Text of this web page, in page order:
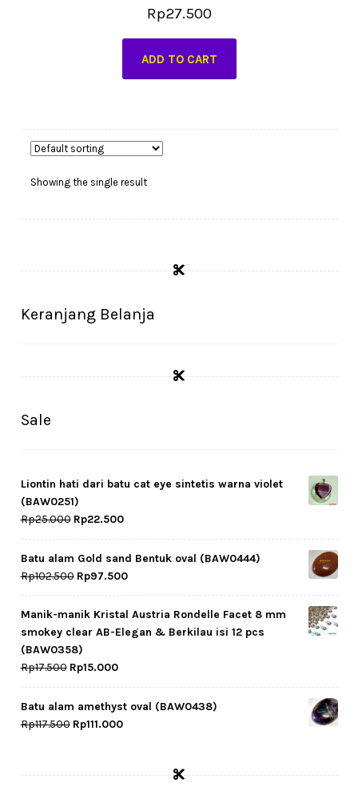
Rp27.500
ADD TO CART
Showing the single result
Keranjang Belanja
Sale
Liontin hati dari batu cat eye sintetis warna violet
(BAW0251)
Rp25.000 Original
price
was:
Rp25.000.
Rp22.500Current
price
is:
Rp22.500.
Batu alam Gold sand Bentuk oval (BAW0444)
Rp102.500 Original
price
was:
Rp102.500.
Rp97.500Current
price
is:
Rp97.500.
Manik-manik Kristal Austria Rondelle Facet 8 mm
smokey clear AB-Elegan & Berkilau isi 12 pcs
(BAW0358)
Rp17.500 Original
price
was:
Rp17.500.
Rp15.000Current
price
is:
Rp15.000.
Batu alam amethyst oval (BAW0438)
Rp117.500 Original
Rp117.500.
Rp111.000Current
Rp111.000.